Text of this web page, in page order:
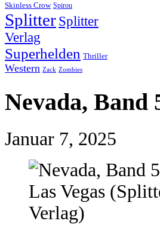
Skinless Crow Spirou
Splitter Splitter
Verlag
Superhelden Thriller
Western Zack Zombies
Nevada, Band
Januar 7, 2025